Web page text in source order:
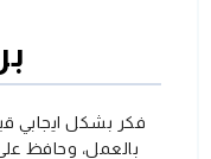
فكر بشكل ايجابي
بالعمل، وحافظ